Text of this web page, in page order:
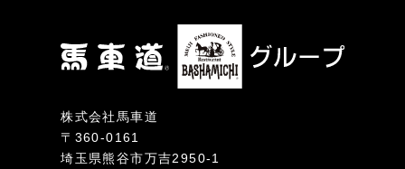
株式会社馬車道
〒360-0161
埼玉県熊谷市万吉2950-1